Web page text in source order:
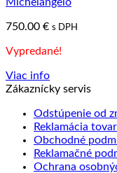
750.00 € s DPH
Vypredané!
Viac info
Zákaznícky servis
Odstúpenie od
Reklamácia
Obchodné
Reklamačné
Ochrana